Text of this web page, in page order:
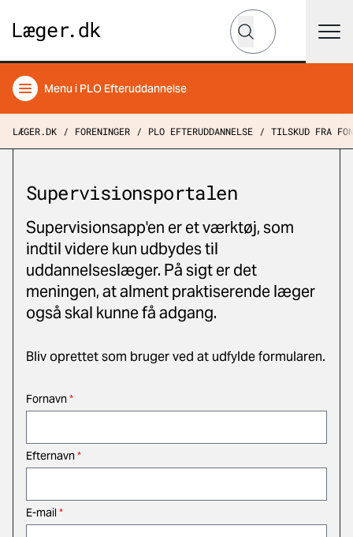
Hvad leder du efter?
Søg
Menu i PLO Efteruddannelse
LÆGER.DK FORENINGER PLO EFTERUDDANNELSE TILSKUD FRA
Supervisionsportalen
Supervisionsapp'en er et værktøj, som
indtil videre kun udbydes til
uddannelseslæger. På sigt er det
meningen, at alment praktiserende læger
også skal kunne få adgang.
Bliv oprettet som bruger ved at udfylde formularen.
Fornavn*
Efternavn*
E-mail *